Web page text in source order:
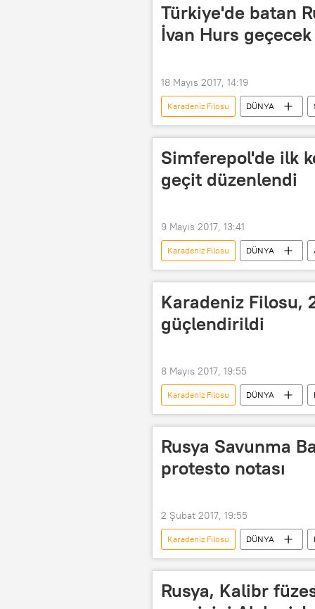
Türkiye'de batan
İvan Hurs geçecek
18 Mayıs 2017, 14:19
Karadeniz Filosu DÜNYA
TÜRKİYE
İstanbul
Simferepol'de ilk
geçit düzenlendi
9 Mayıs 2017, 13:41
Karadeniz Filosu DÜNYA
Sovyetler Birliği
Sivastopol
Karadeniz Filosu,
güçlendirildi
8 Mayıs 2017, 19:55
Karadeniz Filosu DÜNYA
Raptor
Rusya Savunma
protesto notası
2 Şubat 2017, 19:55
Karadeniz Filosu DÜNYA
İgor Konaşenkov
Rusya
Rusya, Kalibr